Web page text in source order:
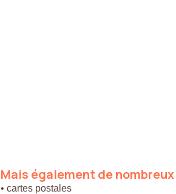
Mais égalementdenombreux
• cartes postales